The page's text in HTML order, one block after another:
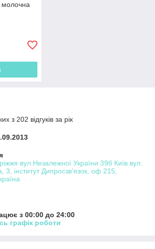
молочна
з 202 відгуків за рік
вул.Незалежної України 39б Київ вул.
3, інститут Дипросзв'язок, оф 215,
з 00:00 до 24:00
графік роботи